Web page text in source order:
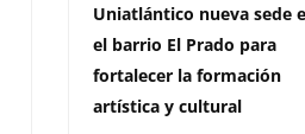
Uniatlántico nueva sede
el barrio El Prado para
fortalecer la formación
artística y cultural